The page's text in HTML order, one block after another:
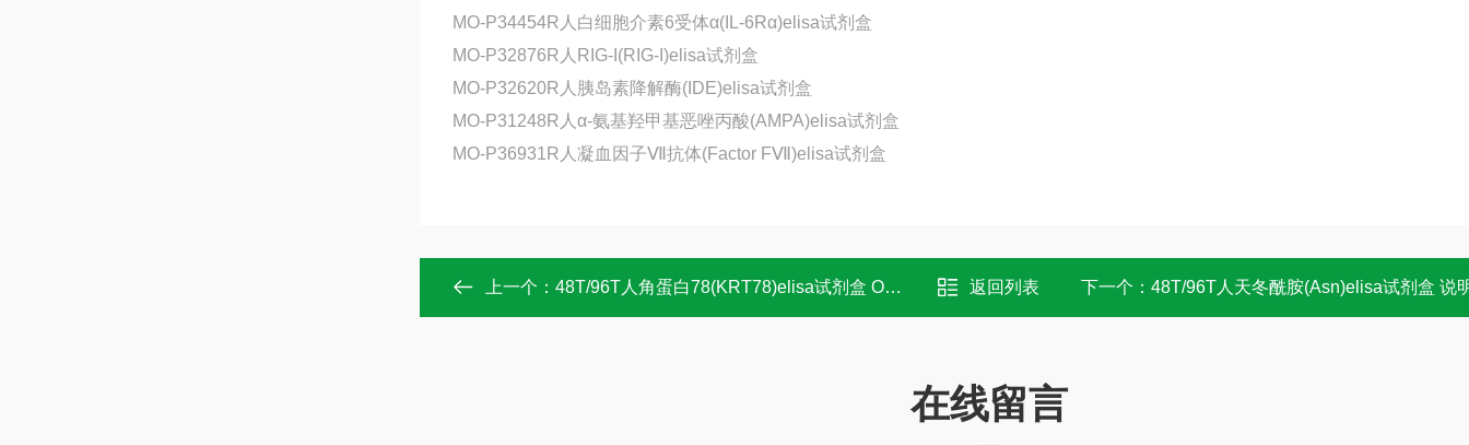
MO-P34454R人白细胞介素6受体α(IL-6Rα)elisa试剂盒
MO-P32876R人RIG-I(RIG-I)elisa试剂盒
MO-P32620R人胰岛素降解酶(IDE)elisa试剂盒
MO-P31248R人α-氨基羟甲基恶唑丙酸(AMPA)elisa试剂盒
MO-P36931R人凝血因子Ⅶ抗体(Factor FⅦ)elisa试剂盒
上一个： 48T/96T人角蛋白78(KRT78)elisa试剂盒 OD值 返回列表 下一个： 48T/96T人天冬酰胺(Asn)elisa试剂盒 说
在线留言